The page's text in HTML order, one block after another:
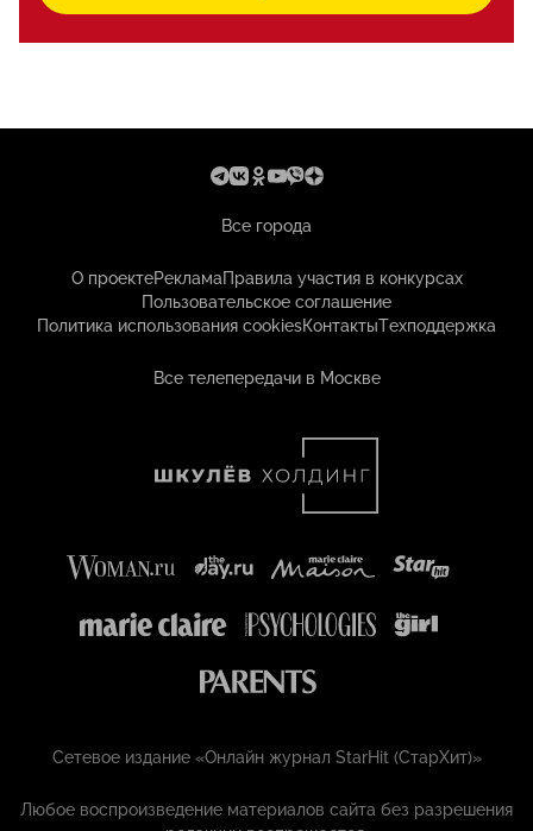
Все города
О проектеРекламаПравила участия в конкурсах
Пользовательское соглашение
Политика использования cookiesКонтактыТехподдержка
Все телепередачи в Москве
Сетевое издание «Онлайн журнал StarHit (СтарХит)»
Любое воспроизведение материалов сайта без разрешения